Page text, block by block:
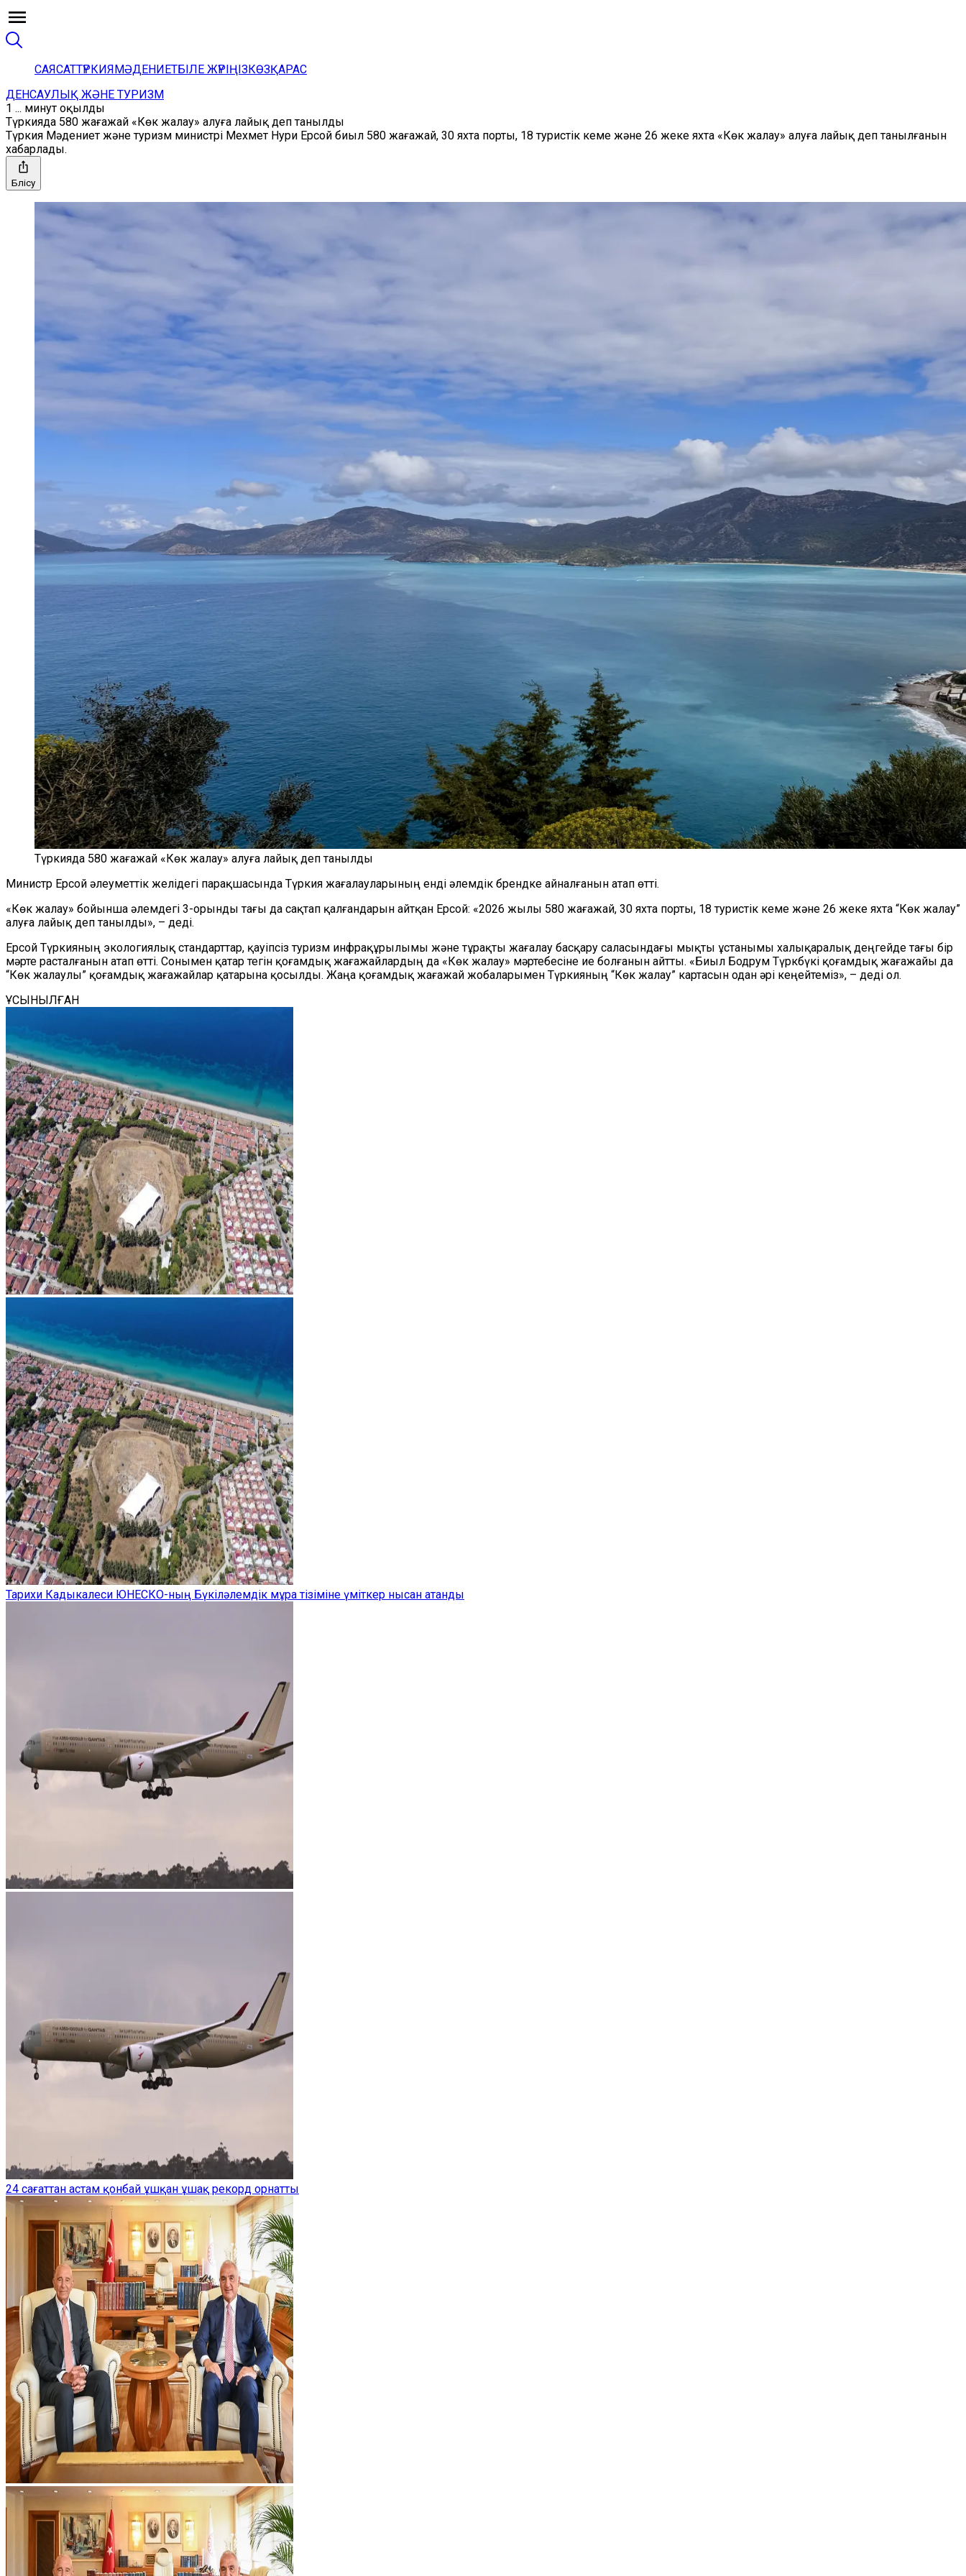
САЯСАТТҮРКИЯМӘДЕНИЕТБІЛЕ ЖҮРІҢІЗКӨЗҚАРАС
ДЕНСАУЛЫҚ ЖӘНЕ ТУРИЗМ
1 ... минут оқылды
Түркияда 580 жағажай «Көк жалау» алуға лайық деп танылды
Түркия Мәдениет және туризм министрі Мехмет Нури Ерсой биыл 580 жағажай, 30 яхта порты, 18 туристік кеме және 26 жеке яхта «Көк жалау» алуға лайық деп танылғанын
хабарлады.
Бөлісу
Түркияда 580 жағажай «Көк жалау» алуға лайық деп танылды
Министр Ерсой әлеуметтік желідегі парақшасында Түркия жағалауларының енді әлемдік брендке айналғанын атап өтті.
«Көк жалау» бойынша әлемдегі 3-орынды тағы да сақтап қалғандарын айтқан Ерсой: «2026 жылы 580 жағажай, 30 яхта порты, 18 туристік кеме және 26 жеке яхта “Көк жалау”
алуға лайық деп танылды», – деді.
Ерсой Түркияның экологиялық стандарттар, қауіпсіз туризм инфрақұрылымы және тұрақты жағалау басқару саласындағы мықты ұстанымы халықаралық деңгейде тағы бір
мәрте расталғанын атап өтті. Сонымен қатар тегін қоғамдық жағажайлардың да «Көк жалау» мәртебесіне ие болғанын айтты. «Биыл Бодрум Түркбүкі қоғамдық жағажайы да
“Көк жалаулы” қоғамдық жағажайлар қатарына қосылды. Жаңа қоғамдық жағажай жобаларымен Түркияның “Көк жалау” картасын одан әрі кеңейтеміз», – деді ол.
ҰСЫНЫЛҒАН
Тарихи Кадыкалеси ЮНЕСКО-ның Бүкіләлемдік мұра тізіміне үміткер нысан атанды
24 сағаттан астам қонбай ұшқан ұшақ рекорд орнатты